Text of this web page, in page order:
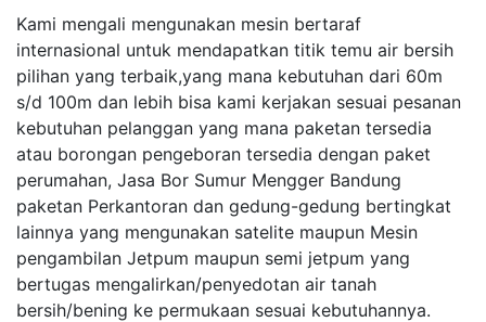
Kami mengali mengunakan mesin bertaraf
internasional untuk mendapatkan titik temu air bersih
pilihan yang terbaik,yang mana kebutuhan dari 60m
s/d 100m dan lebih bisa kami kerjakan sesuai pesanan
kebutuhan pelanggan yang mana paketan tersedia
atau borongan pengeboran tersedia dengan paket
perumahan, Jasa Bor Sumur Mengger Bandung
paketan Perkantoran dan gedung-gedung bertingkat
lainnya yang mengunakan satelite maupun Mesin
pengambilan Jetpum maupun semi jetpum yang
bertugas mengalirkan/penyedotan air tanah
bersih/bening ke permukaan sesuai kebutuhannya.